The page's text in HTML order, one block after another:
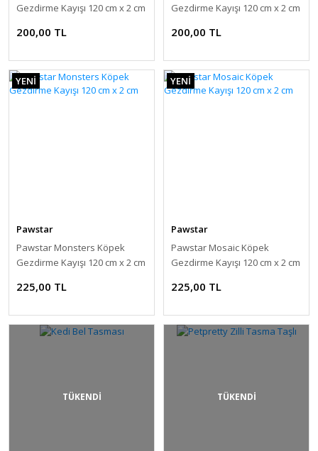
Gezdirme Kayışı 120 cm x 2 cm
200,00 TL
Gezdirme Kayışı 120 cm x 2 cm
200,00 TL
YENİ
Pawstar
Pawstar Monsters Köpek
Gezdirme Kayışı 120 cm x 2 cm
225,00 TL
YENİ
Pawstar
Pawstar Mosaic Köpek
Gezdirme Kayışı 120 cm x 2 cm
225,00 TL
TÜKENDİ TÜKENDİ